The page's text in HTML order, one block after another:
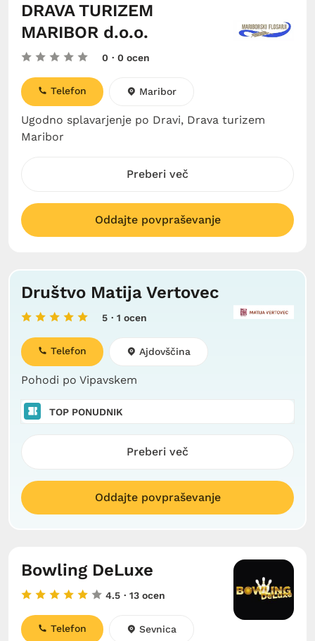
DRAVA TURIZEM
MARIBOR d.o.o.
0 · 0 ocen
Ugodno splavarjenje po Dravi, Drava turizem
Maribor
Telefon Maribor
Preberi več
Oddajte povpraševanje
Društvo Matija Vertovec
5 · 1 ocen
Pohodi po Vipavskem
Telefon Ajdovščina
TOP PONUDNIK
Preberi več
Oddajte povpraševanje
Bowling DeLuxe
4.5 · 13 ocen
Telefon Sevnica